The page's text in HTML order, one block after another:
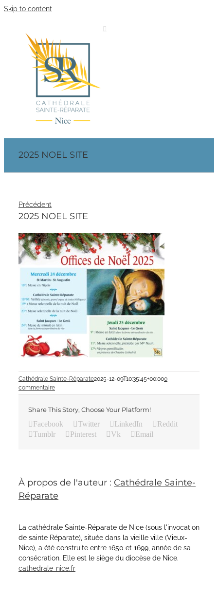
Skip to content
2025 NOEL SITE
Précédent
2025 NOEL SITE
Cathédrale Sainte-Réparate2025-12-09T10:35:45+00:000
commentaire
Share This Story, Choose Your Platform!
Facebook Twitter LinkedIn
Reddit
Tumblr
Pinterest Vk Email
À propos de l'auteur : Cathédrale Sainte-
Réparate
La cathédrale Sainte-Réparate de Nice (sous l'invocation
de sainte Réparate), située dans la vieille ville (Vieux-
Nice), a été construite entre 1650 et 1699, année de sa
consécration. Elle est le siège du diocèse de Nice.
cathedrale-nice.fr